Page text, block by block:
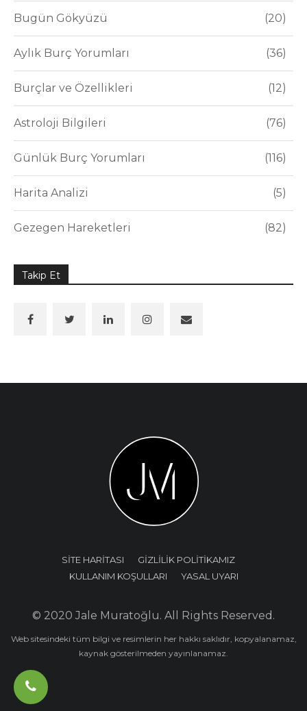
Bugün Gökyüzü 20
Aylık Burç Yorumları 36
Burçlar ve Özellikleri 12
Astroloji Bilgileri 76
Günlük Burç Yorumları 116
Harita Analizi 5
Gezegen Hareketleri 82
Takip Et
SİTE HARİTASI
GİZLİLİK POLİTİKAMIZ
KULLANIM KOŞULLARI
YASAL UYARI
© 2020 Jale Muratoğlu. All Rights Reserved.
Web sitesindeki tüm bilgi ve resimlerin her hakkı saklıdır, kopyalanamaz,
kaynak gösterilmeden yayınlanamaz.